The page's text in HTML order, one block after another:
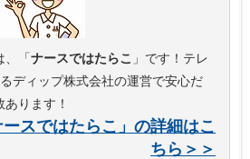
、「ナースではたらこ 」です！テレ
ディップ株式会社の運営で安心だ
ります！
ースではたらこ」の詳細はこ
ちら＞＞